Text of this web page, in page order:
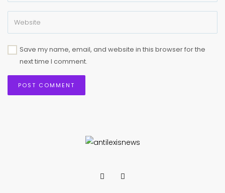
Save my name, email, and website in this browser for the
next time I comment.